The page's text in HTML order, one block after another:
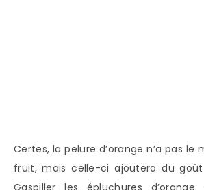
Certes, la pelure d’orange n’a pas
fruit, mais celle-ci ajoutera du
Gaspiller les épluchures